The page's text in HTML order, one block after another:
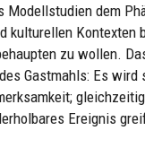
dem
Kontexten
zu wollen.
Gastmahls: Es
Ereignis